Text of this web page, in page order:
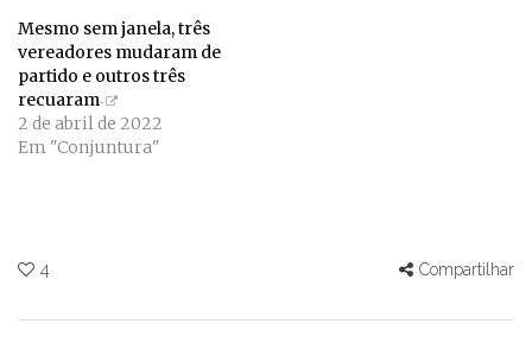
Mesmo sem janela, três
vereadores mudaram de
partido e outros três
recuaram
2 de abril de 2022
Em "Conjuntura"
4 Compartilhar